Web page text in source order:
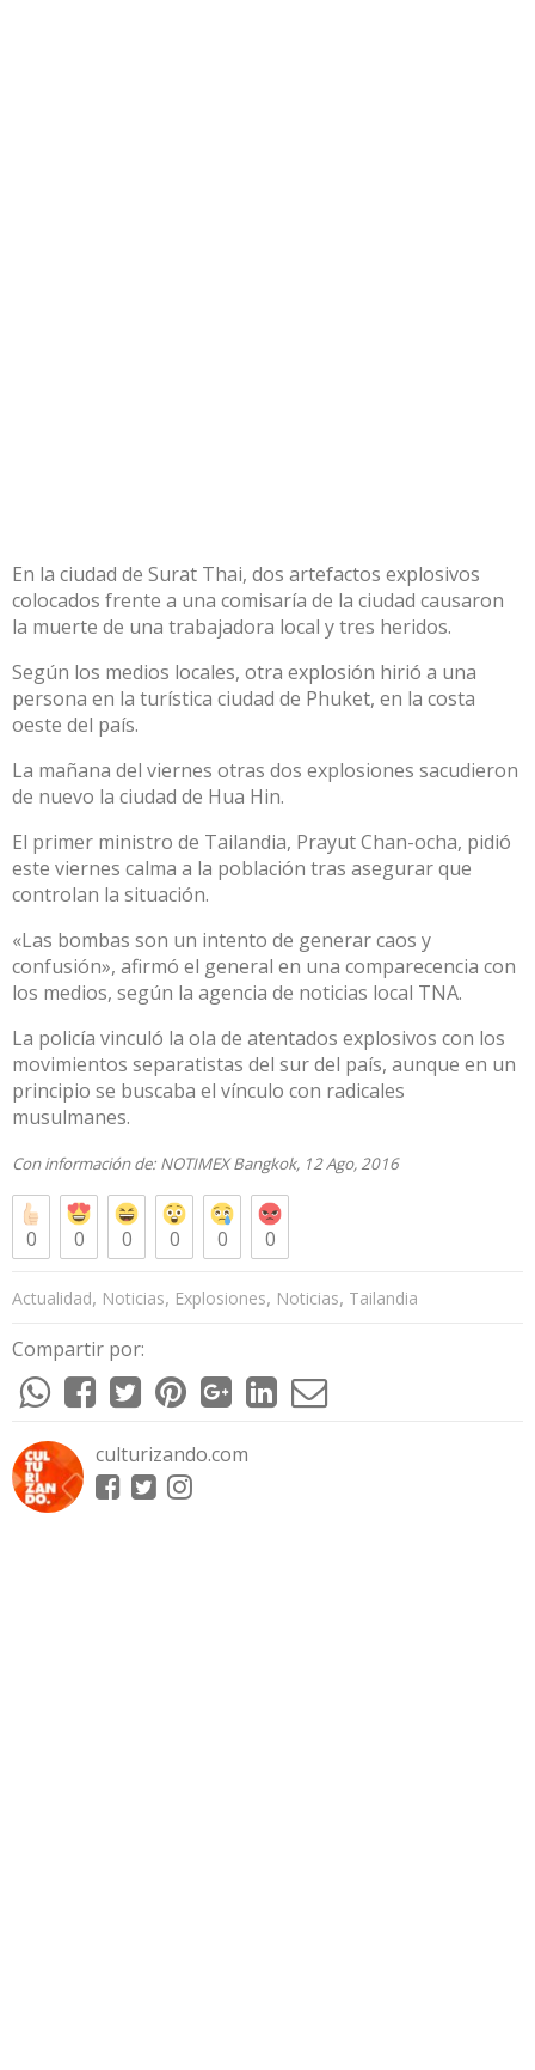
En la ciudad de Surat Thai, dos artefactos explosivos
colocados frente a una comisaría de la ciudad causaron
la muerte de una trabajadora local y tres heridos.
Según los medios locales, otra explosión hirió a una
persona en la turística ciudad de Phuket, en la costa
oeste del país.
La mañana del viernes otras dos explosiones sacudieron
de nuevo la ciudad de Hua Hin.
El primer ministro de Tailandia, Prayut Chan-ocha, pidió
este viernes calma a la población tras asegurar que
controlan la situación.
«Las bombas son un intento de generar caos y
confusión», afirmó el general en una comparecencia con
los medios, según la agencia de noticias local TNA.
La policía vinculó la ola de atentados explosivos con los
movimientos separatistas del sur del país, aunque en un
principio se buscaba el vínculo con radicales
musulmanes.
Con información de: NOTIMEXBangkok, 12 Ago, 2016
0 0 0 0 0 0
Actualidad, Noticias, Explosiones, Noticias, Tailandia
Compartir por:
culturizando.com